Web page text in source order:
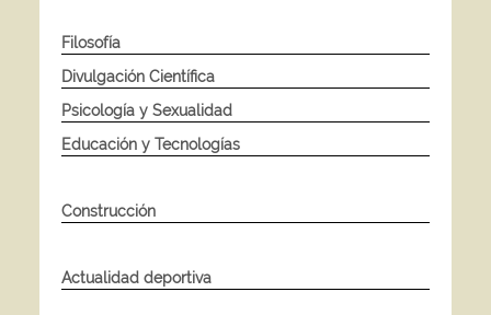
Filosofía
Divulgación Científica
Psicología y Sexualidad
Educación y Tecnologías
Construcción
Actualidad deportiva